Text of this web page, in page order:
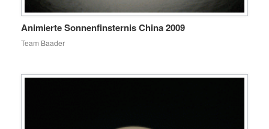
Animierte Sonnenfinsternis China 2009
Team Baader